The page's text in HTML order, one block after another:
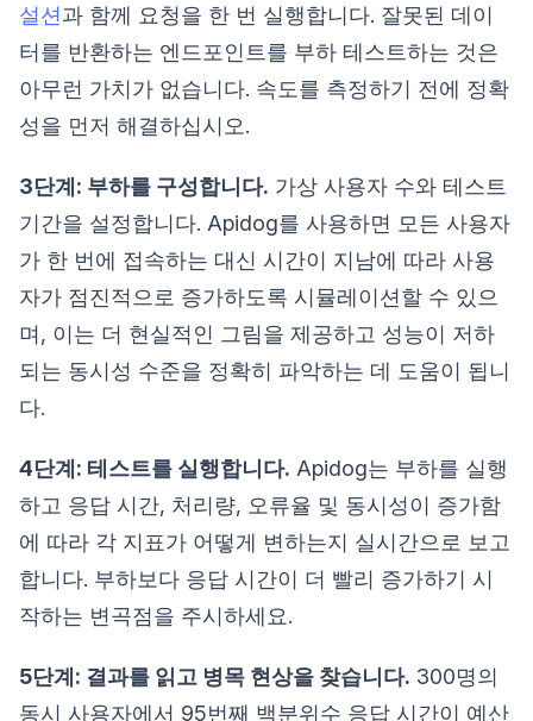
설션과 함께 요청을 한 번 실행합니다. 잘못된 데이
터를 반환하는 엔드포인트를 부하 테스트하는 것은
아무런 가치가 없습니다. 속도를 측정하기 전에 정확
성을 먼저 해결하십시오.
3단계: 부하를 구성합니다. 가상 사용자 수와 테스트
기간을 설정합니다. Apidog를 사용하면 모든 사용자
가 한 번에 접속하는 대신 시간이 지남에 따라 사용
자가 점진적으로 증가하도록 시뮬레이션할 수 있으
며, 이는 더 현실적인 그림을 제공하고 성능이 저하
되는 동시성 수준을 정확히 파악하는 데 도움이 됩니
다.
4단계: 테스트를 실행합니다. Apidog는 부하를 실행
하고 응답 시간, 처리량, 오류율 및 동시성이 증가함
에 따라 각 지표가 어떻게 변하는지 실시간으로 보고
합니다. 부하보다 응답 시간이 더 빨리 증가하기 시
작하는 변곡점을 주시하세요.
5단계: 결과를 읽고 병목 현상을 찾습니다. 300명의
동시 사용자에서 95번째 백분위수 응답 시간이 예산